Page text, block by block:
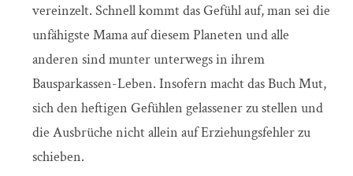
vereinzelt. Schnell kommt das Gefühl auf, man sei die
unfähigste Mama auf diesem Planeten und alle
anderen sind munter unterwegs in ihrem
Bausparkassen-Leben. Insofern macht das Buch Mut,
sich den heftigen Gefühlen gelassener zu stellen und
die Ausbrüche nicht allein auf Erziehungsfehler zu
schieben.